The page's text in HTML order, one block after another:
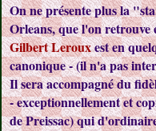
On ne présente plus la
Orleans, que l'on retrouve
Gilbert Lerouxest en
canonique - (il n'a pas
Il sera accompagné du
- exceptionnellement et
de Preissac) qui